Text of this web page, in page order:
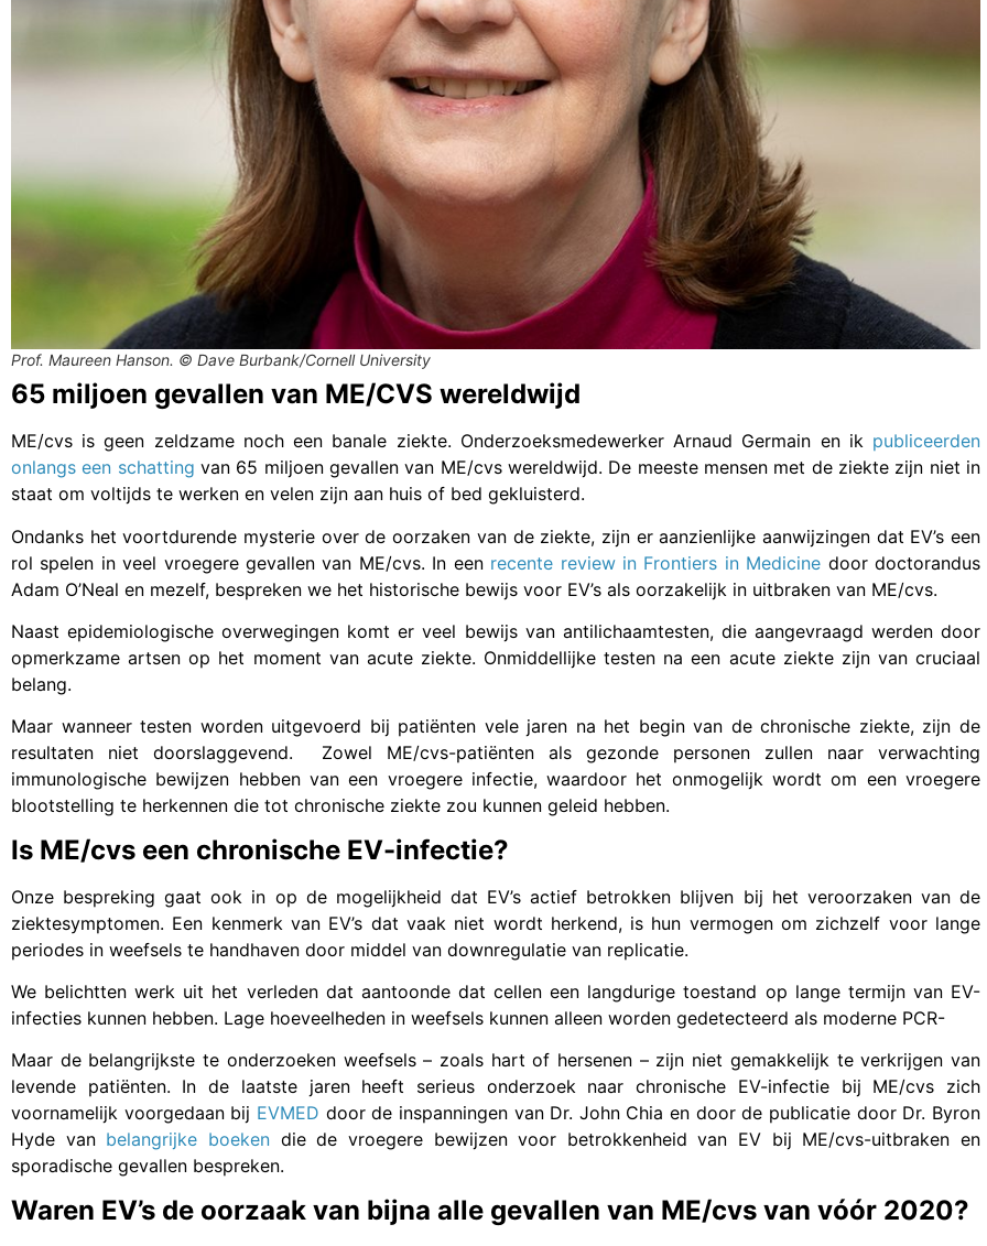
Prof. Maureen Hanson. © Dave Burbank/Cornell University
65 miljoen gevallen van ME/CVS wereldwijd
ME/cvs is geen zeldzame noch een banale ziekte. Onderzoeksmedewerker Arnaud Germain en ik publiceerden
onlangs een schatting van 65 miljoen gevallen van ME/cvs wereldwijd. De meeste mensen met de ziekte zijn niet in
staat om voltijds te werken en velen zijn aan huis of bed gekluisterd.
Ondanks het voortdurende mysterie over de oorzaken van de ziekte, zijn er aanzienlijke aanwijzingen dat EV’s een
rol spelen in veel vroegere gevallen van ME/cvs. In een recente review in Frontiers in Medicine door doctorandus
Adam O’Neal en mezelf, bespreken we het historische bewijs voor EV’s als oorzakelijk in uitbraken van ME/cvs.
Naast epidemiologische overwegingen komt er veel bewijs van antilichaamtesten, die aangevraagd werden door
opmerkzame artsen op het moment van acute ziekte. Onmiddellijke testen na een acute ziekte zijn van cruciaal
belang.
Maar wanneer testen worden uitgevoerd bij patiënten vele jaren na het begin van de chronische ziekte, zijn de
resultaten niet doorslaggevend. Zowel ME/cvs-patiënten als gezonde personen zullen naar verwachting
immunologische bewijzen hebben van een vroegere infectie, waardoor het onmogelijk wordt om een vroegere
blootstelling te herkennen die tot chronische ziekte zou kunnen geleid hebben.
Is ME/cvs een chronische EV-infectie?
Onze bespreking gaat ook in op de mogelijkheid dat EV’s actief betrokken blijven bij het veroorzaken van de
ziektesymptomen. Een kenmerk van EV’s dat vaak niet wordt herkend, is hun vermogen om zichzelf voor lange
periodes in weefsels te handhaven door middel van downregulatie van replicatie.
We belichtten werk uit het verleden dat aantoonde dat cellen een langdurige toestand op lange termijn van EV-
infecties kunnen hebben. Lage hoeveelheden in weefsels kunnen alleen worden gedetecteerd als moderne PCR-
Maar de belangrijkste te onderzoeken weefsels – zoals hart of hersenen – zijn niet gemakkelijk te verkrijgen van
levende patiënten. In de laatste jaren heeft serieus onderzoek naar chronische EV-infectie bij ME/cvs zich
voornamelijk voorgedaan bij EVMED door de inspanningen van Dr. John Chia en door de publicatie door Dr. Byron
Hyde van belangrijke boekendie de vroegere bewijzen voor betrokkenheid van EV bij ME/cvs-uitbraken en
sporadische gevallen bespreken.
Waren EV’s de oorzaak van bijna alle gevallen van ME/cvs van vóór 2020?